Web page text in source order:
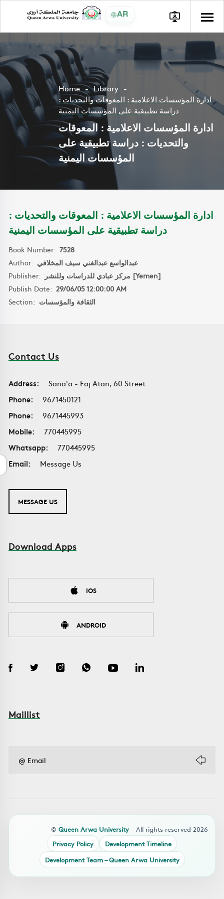
AR
Home
Library
ادارة المؤسسات الاعلامية : المعوقات والتحديات :
دراسة تطبيقية على المؤسسات اليمنية
ادارة المؤسسات الاعلامية : المعوقات
والتحديات : دراسة تطبيقية على
المؤسسات اليمنية
ادارة المؤسسات الاعلامية : المعوقات والتحديات :
دراسة تطبيقية على المؤسسات اليمنية
Book Number: 7528
Author: عبدالواسع عبدالغني سيف المخلافي
Publisher:
مركز عبادي للدراسات وللنشر [Yemen]
Publish Date: 29/06/05 12:00:00 AM
Section: الثقافة والمؤسسات
Contact Us
Address:
Sana'a - Faj Atan, 60 Street
Phone:
9671450121
Phone:
9671445993
Mobile:
770445995
Whatsapp:
770445995
Email:
Message Us
MESSAGE US
Download Apps
IOS
ANDROID
Maillist
© Queen Arwa University - All rights reserved 2026
Privacy Policy
Development Timeline
Development Team – Queen Arwa University